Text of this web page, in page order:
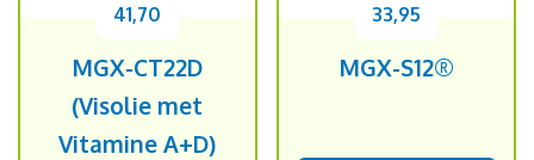
MGX-CT22D
(Visolie met
Vitamine A+D)
41,70
MGX-S12®
33,95